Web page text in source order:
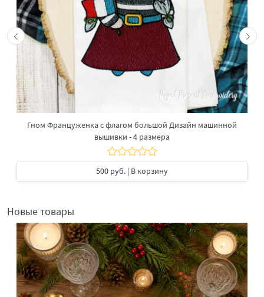
Гном Француженка с флагом большой Дизайн машинной
вышивки - 4 размера
500 руб. | В корзину
Новые товары